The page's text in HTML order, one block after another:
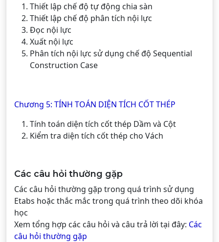
Thiết lập chế độ tự động chia sàn
Thiết lập chế độ phân tích nội lực
Đọc nội lực
Xuất nội lực
Phân tích nội lực sử dụng chế độ Sequential
Construction Case
Chương 5: TÍNH TOÁN DIỆN TÍCH CỐT THÉP
Tính toán diện tích cốt thép Dầm và Cột
Kiểm tra diện tích cốt thép cho Vách
Các câu hỏi thường gặp
Các câu hỏi thường gặp trong quá trình sử dụng
Etabs hoặc thắc mắc trong quá trình theo dõi khóa
học
Xem tổng hợp các câu hỏi và câu trả lời tại đây: Các
câu hỏi thường gặp